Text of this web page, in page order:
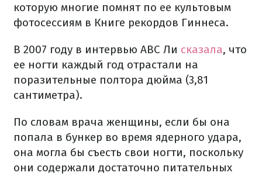
которую многие помнят по ее культовым
фотосессиям в Книге рекордов Гиннеса.
В 2007 году в интервью ABC Ли сказала, что
ее ногти каждый год отрастали на
поразительные полтора дюйма (3,81
сантиметра).
По словам врача женщины, если бы она
попала в бункер во время ядерного удара,
она могла бы съесть свои ногти, поскольку
они содержали достаточно питательных